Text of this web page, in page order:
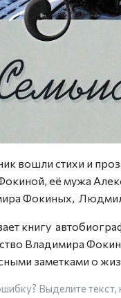
вошли стихи и
её мужа
Фокиных,
книгу
Владимира
заметками о
Выделите текст,